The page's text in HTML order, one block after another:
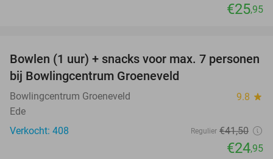
€25,95
40%
Bowlen (1 uur) + snacks voor max. 7 personen
bij Bowlingcentrum Groeneveld
Bowlingcentrum Groeneveld 9.8 star
Ede
Verkocht: 408
Regulier €41,50
€24,95